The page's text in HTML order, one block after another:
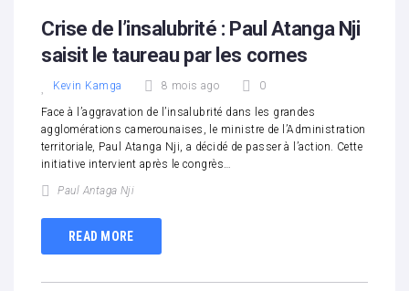
Crise de l’insalubrité : Paul Atanga Nji
saisit le taureau par les cornes
Kevin Kamga 8 mois ago 0
Face à l’aggravation de l’insalubrité dans les grandes
agglomérations camerounaises, le ministre de l’Administration
territoriale, Paul Atanga Nji, a décidé de passer à l’action. Cette
initiative intervient après le congrès…
Paul Antaga Nji
READ MORE